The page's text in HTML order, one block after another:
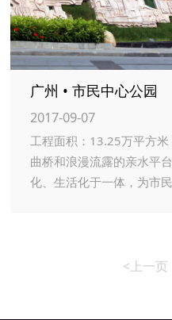
广州 • 市民中心公园
2017-09-07
工程面积：13.25万平方米
曲桥和浪漫流露的亲水平
化、生活化于一体，为市
<上一页